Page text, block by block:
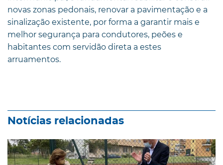
novas zonas pedonais, renovar a pavimentação e a
sinalização existente, por forma a garantir mais e
melhor segurança para condutores, peões e
habitantes com servidão direta a estes
arruamentos.
Notícias relacionadas